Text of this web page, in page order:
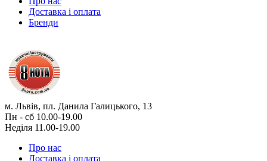
Доставка і оплата
Бренди
м. Львів, пл. Данила Галицького, 13
Пн - сб 10.00-19.00
Неділя 11.00-19.00
Про нас
Доставка і оплата